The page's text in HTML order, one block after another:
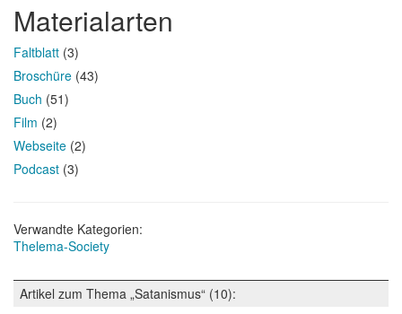
Materialarten
Faltblatt (3)
Broschüre (43)
Buch (51)
Film (2)
Webseite (2)
Podcast (3)
Verwandte Kategorien:
Thelema-Society
Artikel zum Thema „Satanismus“ (10):